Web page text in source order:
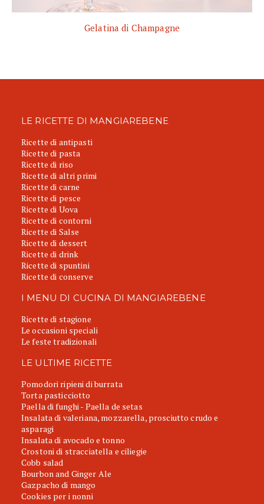
Gelatina di Champagne
LE RICETTE DI MANGIAREBENE
Ricette di antipasti
Ricette di pasta
Ricette di riso
Ricette di altri primi
Ricette di carne
Ricette di pesce
Ricette di Uova
Ricette di contorni
Ricette di Salse
Ricette di dessert
Ricette di drink
Ricette di spuntini
Ricette di conserve
I MENU DI CUCINA DI MANGIAREBENE
Ricette di stagione
Le occasioni speciali
Le feste tradizionali
LE ULTIME RICETTE
Pomodori ripieni di burrata
Torta pasticciotto
Paella di funghi - Paella de setas
Insalata di valeriana, mozzarella, prosciutto crudo e
asparagi
Insalata di avocado e tonno
Crostoni di stracciatella e ciliegie
Cobb salad
Bourbon and Ginger Ale
Gazpacho di mango
Cookies per i nonni